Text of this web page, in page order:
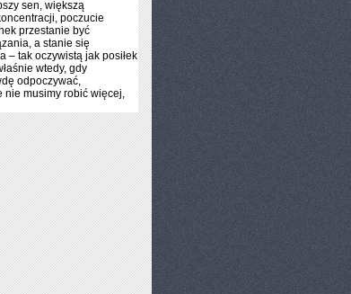
sen, większą
poczucie
przestanie być
a stanie się
– tak oczywistą jak posiłek
wtedy, gdy
odpoczywać,
nie musimy robić więcej,